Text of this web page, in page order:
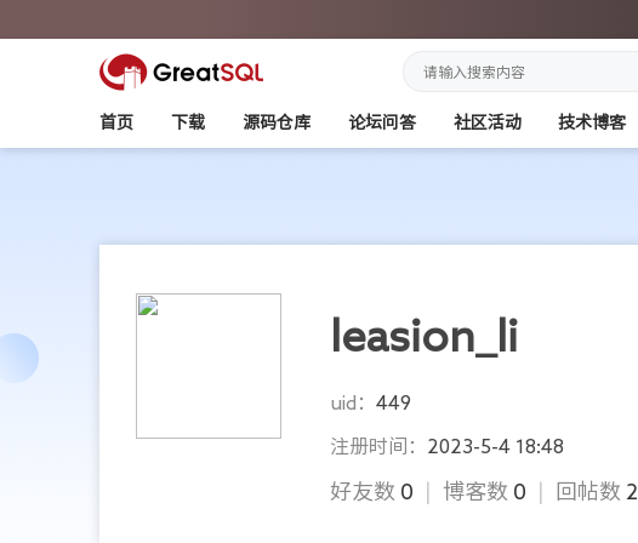
首页 下载 源码仓库 论坛问答 社区活动 技术博客
leasion_li
uid： 449
注册时间： 2023-5-4 18:48
好友数 0 博客数 0 回帖数 2